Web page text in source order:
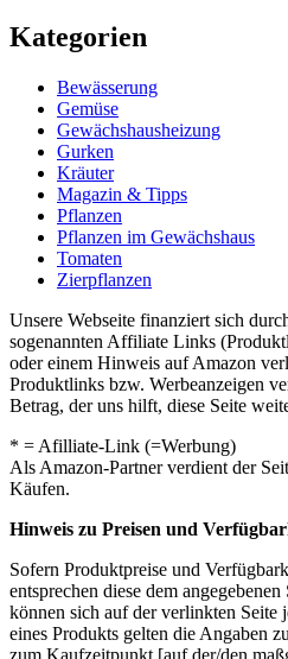
Kategorien
Bewässerung
Gemüse
Gewächshausheizung
Gurken
Kräuter
Magazin & Tipps
Pflanzen
Pflanzen im Gewächshaus
Tomaten
Zierpflanzen
Unsere Webseite finanziert sich
sogenannten Affiliate Links
oder einem Hinweis auf Amazon
Produktlinks bzw. Werbeanzeigen
Betrag, der uns hilft, diese Seite
* = Afilliate-Link (=Werbung)
Als Amazon-Partner verdient der
Käufen.
Hinweis zu Preisen und
Sofern Produktpreise und
entsprechen diese dem
können sich auf der verlinkten Seite
eines Produkts gelten die Angaben
zum Kaufzeitpunkt [auf der/den